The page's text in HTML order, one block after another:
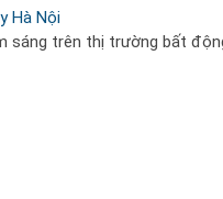
Hà Nội
sáng trên thị trường bất